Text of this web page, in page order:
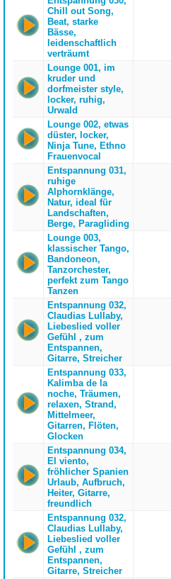
Chill out Song,
Beat, starke
Bässe,
leidenschaftlich
verträumt
Lounge 001, im
kruder und
dorfmeister style,
locker, ruhig,
Urwald
Lounge 002, etwas
düster, locker,
Ninja Tune, Ethno
Frauenvocal
Entspannung 031,
ruhige
Alphornklänge,
Natur, ideal für
Landschaften,
Berge, Paragliding
Lounge 003,
klassischer Tango,
Bandoneon,
Tanzorchester,
perfekt zum Tango
Tanzen
Entspannung 032,
Claudias Lullaby,
Liebeslied voller
Gefühl , zum
Entspannen,
Gitarre, Streicher
Entspannung 033,
Kalimba de la
noche, Träumen,
relaxen, Strand,
Mittelmeer,
Gitarren, Flöten,
Glocken
Entspannung 034,
El viento,
fröhlicher Spanien
Urlaub, Aufbruch,
Heiter, Gitarre,
freundlich
Entspannung 032,
Claudias Lullaby,
Liebeslied voller
Gefühl , zum
Entspannen,
Gitarre, Streicher